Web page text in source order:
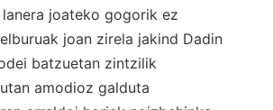
lanera joateko gogorik ez
joan zirela jakind Dadin
batzuetan zintzilik
amodioz galduta